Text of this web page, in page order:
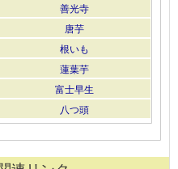
善光寺
唐芋
根いも
蓮葉芋
富士早生
八つ頭